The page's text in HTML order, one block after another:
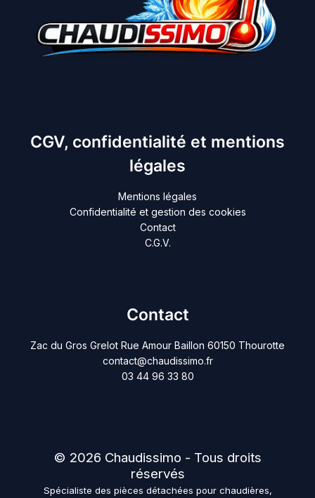
CGV, confidentialité et mentions
légales
Mentions légales
Confidentialité et gestion des cookies
Contact
C.G.V.
Contact
Zac du Gros Grelot Rue Amour Baillon 60150 Thourotte
contact@chaudissimo.fr
03 44 96 33 80
© 2026 Chaudissimo - Tous droits
réservés
Spécialiste des pièces détachées pour chaudières,